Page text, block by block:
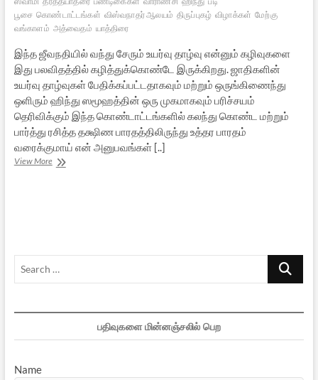
பூசை கொண்டாட்டங்கள் விஸ்வநாதர் ஆலயம் திருப்புகழ் விழாக்கள் மேற்கு
வங்காளம் அத்வைதம் யாத்திரை
இந்த ஜீவநதியில் வந்து சேரும் உயர்வு தாழ்வு என்னும் கழிவுகளை
இது பலவிதத்தில் கழித்துக்கொண்டே இருக்கிறது. ஜாதிகளின்
உயர்வு தாழ்வுகள் பேதிக்கப்பட்டதாகவும் மற்றும் ஒருங்கிணைந்து
ஒளிரும் ஹிந்து ஸமூஹத்தின் ஒரு முகமாகவும் பரிச்சயம்
தெரிவிக்கும் இந்த கொண்டாட்டங்களில் கலந்து கொண்ட மற்றும்
பார்த்து ரசித்த தக்ஷிண பாரதத்திலிருந்து உத்தர பாரதம்
வரைக்குமாய் என் அனுபவங்கள் [..]
View Moreஸமத்வம்
Search
பதிவுகளை மின்னஞ்சலில் பெற
Name